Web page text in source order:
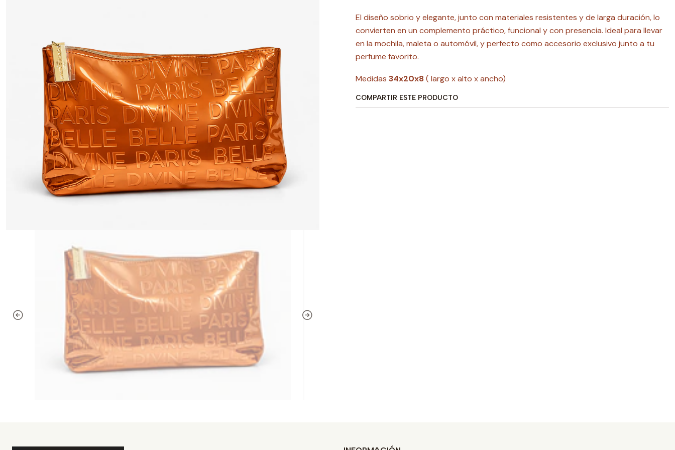
El diseño sobrio y elegante, junto con materiales resistentes y de larga duración, lo
convierten en un complemento práctico, funcional y con presencia. Ideal para llevar
en la mochila, maleta o automóvil, y perfecto como accesorio exclusivo junto a tu
perfume favorito.
Medidas 34x20x8( largo x alto x ancho)
COMPARTIR ESTE PRODUCTO